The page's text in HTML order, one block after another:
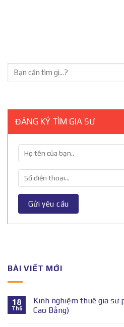
ĐĂNG KÝ TÌM GIA SƯ
BÀI VIẾT MỚI
18
Th6
Kinh nghiệm thuê gia
Cao Bằng)